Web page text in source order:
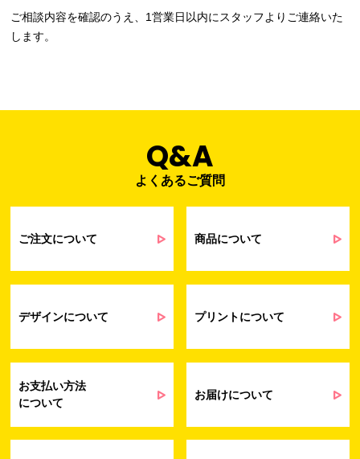
３. 個人情報（保有個人データを含む）の利用目的
個人情報の利用目的
受発注業務
会員管理業務
（開示対象個人情
当社通信販売における受発注業務のため
事業活動における満足度、要望等に関す
るアンケート等の収集・分析・統計のため
せ業務に関するお取引先様との業務連絡や
弊社製品やサービスに関する情報、また
は営業およびマーケティング活動（セミナ
にお知らせするため
問い合わせへの対応のため
ご相談内容を確認のうえ、1営業日以内にスタッフよりご連絡いた
します。
Q&A
よくあるご質問
ご注文について 商品について
デザインについて プリントについて
お支払い方法
について
お届けについて